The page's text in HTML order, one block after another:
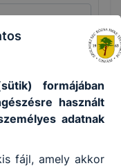
formájában
használt
adatnak
fájl, amely akkor